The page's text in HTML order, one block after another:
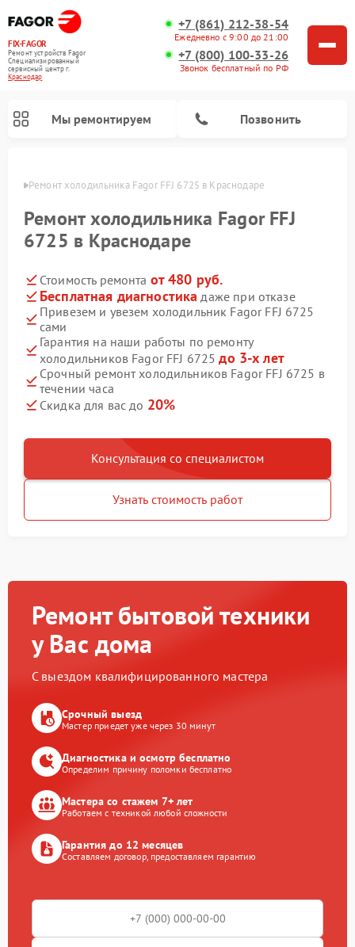
FIX-FAGOR
Ремонт устройств Fagor
Специализированный
cервисный центр г.
Краснодар
+7 (861) 212-38-54
Ежедневно с 9:00 до 21:00
+7 (800) 100-33-26
Звонок бесплатный по РФ
Мы ремонтируем Позвонить
Ремонт холодильника Fagor FFJ 6725 в Краснодаре
Ремонт холодильника Fagor FFJ
6725 в Краснодаре
Стоимость ремонта от 480 руб.
Бесплатная диагностика даже при отказе
Привезем и увезем холодильник Fagor FFJ 6725
сами
Гарантия на наши работы по ремонту
холодильников Fagor FFJ 6725до 3-х лет
Срочный ремонт холодильников Fagor FFJ 6725 в
течении часа
Скидка для вас до 20%
Консультация со специалистом
Узнать стоимость работ
Ремонт бытовой техники
у Вас дома
С выездом квалифицированного мастера
Срочный выезд
Мастер приедет уже через 30 минут
Диагностика и осмотр бесплатно
Определим причину поломки бесплатно
Мастера со стажем 7+ лет
Работаем с техникой любой сложности
Гарантия до 12 месяцев
Составляем договор, предоставляем гарантию